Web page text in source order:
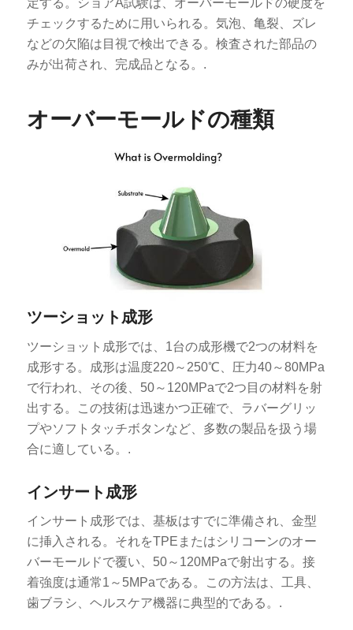
チェックするために用いられる。気泡、亀裂、ズレ
などの欠陥は目視で検出できる。検査された部品の
みが出荷され、完成品となる。.
オーバーモールドの種類
ツーショット成形
ツーショット成形では、1台の成形機で2つの材料を
成形する。成形は温度220～250℃、圧力40～80MPa
で行われ、その後、50～120MPaで2つ目の材料を射
出する。この技術は迅速かつ正確で、ラバーグリッ
プやソフトタッチボタンなど、多数の製品を扱う場
合に適している。.
インサート成形
インサート成形では、基板はすでに準備され、金型
に挿入される。それをTPEまたはシリコーンのオー
バーモールドで覆い、50～120MPaで射出する。接
着強度は通常1～5MPaである。この方法は、工具、
歯ブラシ、ヘルスケア機器に典型的である。.